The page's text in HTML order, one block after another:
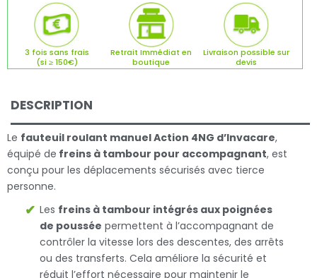
3 fois sans frais
(si ≥ 150€)
Retrait Immédiat en
boutique
Livraison possible sur
devis
DESCRIPTION
Le fauteuil roulant manuel Action 4NG d’Invacare,
équipé de freins à tambour pour accompagnant, est
conçu pour les déplacements sécurisés avec tierce
personne.
Les freins à tambour intégrés aux poignées
de poussée permettent à l’accompagnant de
contrôler la vitesse lors des descentes, des arrêts
ou des transferts. Cela améliore la sécurité et
réduit l’effort nécessaire pour maintenir le